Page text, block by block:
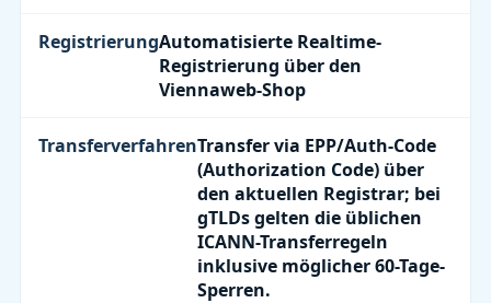
RegistrierungAutomatisierte Realtime-
Registrierung über den
Viennaweb-Shop
TransferverfahrenTransfer via EPP/Auth-Code
(Authorization Code) über
den aktuellen Registrar; bei
gTLDs gelten die üblichen
ICANN-Transferregeln
inklusive möglicher 60-Tage-
Sperren.